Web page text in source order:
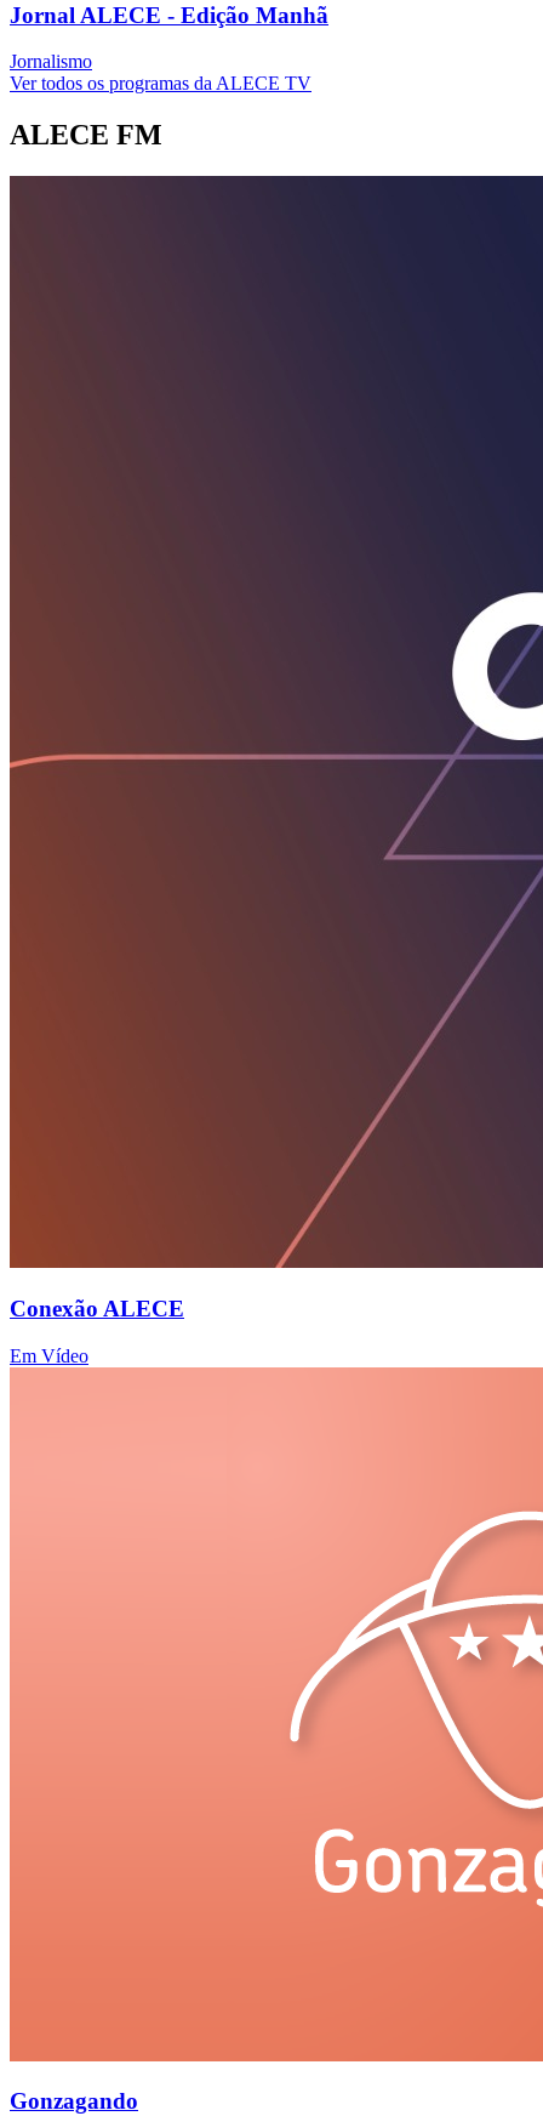
Jornal ALECE - Edição Manhã
Jornalismo
Ver todos os programas da ALECE TV
ALECE FM
Conexão ALECE
Em Vídeo
Gonzagando